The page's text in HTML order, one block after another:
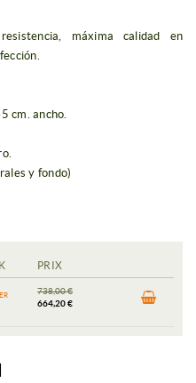
máxima calidad en
cm. ancho.
y fondo)
PRIX
738,00 €
664,20 €